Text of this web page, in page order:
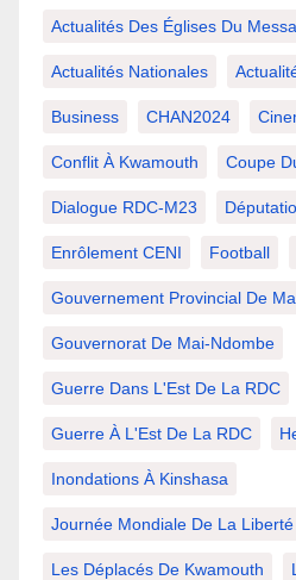
Actualités Des Églises Du
Actualités Nationales
Business CHAN2024
Conflit À Kwamouth Coupe
Dialogue RDC-M23
Enrôlement CENI Football
Gouvernement Provincial De
Gouvernorat De Mai-Ndombe
Guerre Dans L'Est De La RDC
Guerre À L'Est De La RDC
Inondations À Kinshasa
Journée Mondiale De La
Les Déplacés De Kwamouth